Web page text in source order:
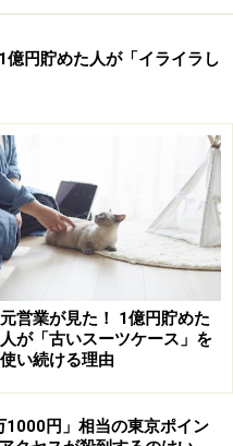
、ムダなもの“だけ”を削
も、1000円でも削って
結晶からできているよう
つしか1万円、10万円、
いきます。
としたら、うれしいです
した自分のお金。まさに
を使う快感」を味わえる
ほしいと思います。
億円貯めた人が「イライラし
元営業が見た！ 1億円貯めた
人が「古いスーツケース」を
使い続ける理由
1000円」相当の東京ポイン